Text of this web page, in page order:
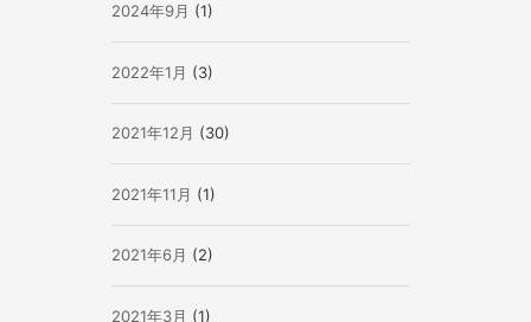
2024年9月 (1)
2022年1月 (3)
2021年12月 (30)
2021年11月 (1)
2021年6月 (2)
2021年3月 (1)